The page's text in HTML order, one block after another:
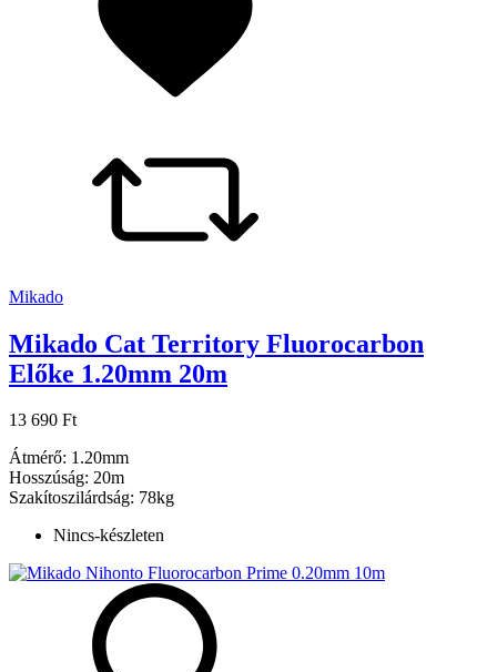
Mikado
Mikado Cat Territory Fluorocarbon
Előke 1.20mm 20m
13 690 Ft
Átmérő: 1.20mm
Hosszúság: 20m
Szakítoszilárdság: 78kg
Nincs-készleten